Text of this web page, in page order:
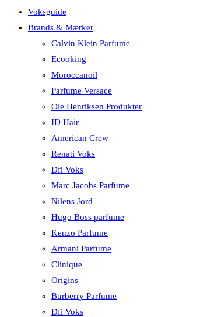
Voksguide
Brands & Mærker
Calvin Klein Parfume
Ecooking
Moroccanoil
Parfume Versace
Ole Henriksen Produkter
ID Hair
American Crew
Renati Voks
Dfi Voks
Marc Jacobs Parfume
Nilens Jord
Hugo Boss parfume
Kenzo Parfume
Armani Parfume
Clinique
Origins
Burberry Parfume
Dfi Voks